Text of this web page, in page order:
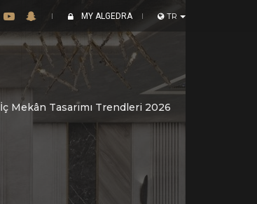
MY ALGEDRA TR
İç Mekân Tasarımı Trendleri 2026